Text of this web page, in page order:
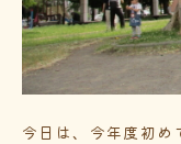
今日は、今年度初め